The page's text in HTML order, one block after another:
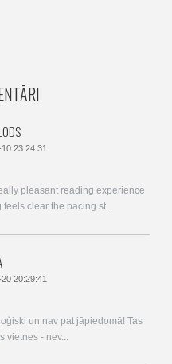
23:24:31
pleasant reading experience
clear the pacing st...
20:29:41
un nav pat jāpiedomā! Tas
vietnes - nev...